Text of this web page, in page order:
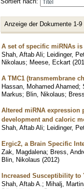
Sortiert nach:
Anzeige der Dokumente 1-9
A set of specific miRNAs
Shah, Aftab Ali; Leidinger,
Nikolaus; Meese, Eckart (
A TMC1 (transmembrane
Hassan, Mohamed Ahamed;
Markus; Blin, Nikolaus;
Altered miRNA expression
development and caloric
Shah, Aftab Ali; Leidinger,
Ergic2, a Brain Specific
Zak, Magdalena; Bress,
Blin, Nikolaus (2012)
Increased Susceptibility to
Shah, Aftab A. ; Mihalj,